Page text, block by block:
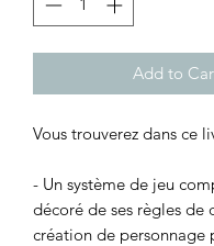
Add to
Vous trouverez dans ce
- Un système de jeu
décoré de ses règles de
création de personnage